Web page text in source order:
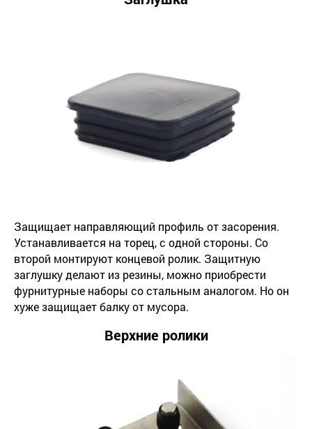
Защищает направляющий профиль от засорения.
Устанавливается на торец, с одной стороны. Со
второй монтируют концевой ролик. Защитную
заглушку делают из резины, можно приобрести
фурнитурные наборы со стальным аналогом. Но он
хуже защищает балку от мусора.
Верхние ролики